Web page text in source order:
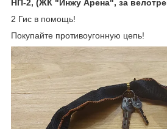
НП-2, (ЖК "Инжу Арена", за
2 Гис в помощь!
Покупайте противоугонную цепь!